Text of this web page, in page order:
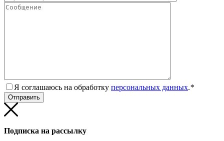
Я соглашаюсь на обработку персональных данных.*
Подписка на рассылку